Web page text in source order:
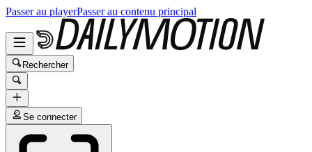
Passer au playerPasser au contenu principal
Rechercher
Se connecter